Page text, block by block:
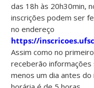
das 18h às 20h30min,
inscrições podem ser
no endereço
https://
Assim como no
receberão informações
menos um dia antes do